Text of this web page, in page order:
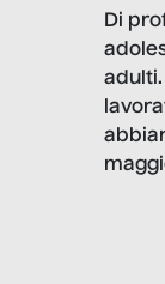
Di
adulti.